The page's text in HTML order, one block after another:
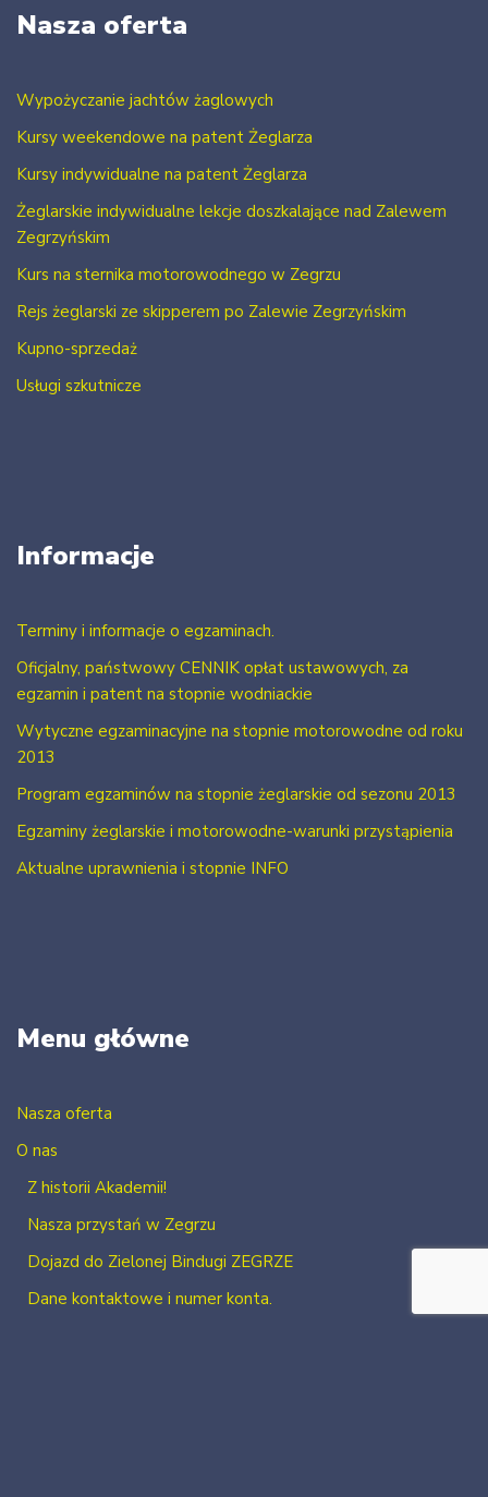
Nasza oferta
Wypożyczanie jachtów żaglowych
Kursy weekendowe na patent Żeglarza
Kursy indywidualne na patent Żeglarza
Żeglarskie indywidualne lekcje doszkalające nad Zalewem
Zegrzyńskim
Kurs na sternika motorowodnego w Zegrzu
Rejs żeglarski ze skipperem po Zalewie Zegrzyńskim
Kupno-sprzedaż
Usługi szkutnicze
Informacje
Terminy i informacje o egzaminach.
Oficjalny, państwowy CENNIK opłat ustawowych, za
egzamin i patent na stopnie wodniackie
Wytyczne egzaminacyjne na stopnie motorowodne od roku
2013
Program egzaminów na stopnie żeglarskie od sezonu 2013
Egzaminy żeglarskie i motorowodne-warunki przystąpienia
Aktualne uprawnienia i stopnie INFO
Menu główne
Nasza oferta
O nas
Z historii Akademii!
Nasza przystań w Zegrzu
Dojazd do Zielonej Bindugi ZEGRZE
Dane kontaktowe i numer konta.